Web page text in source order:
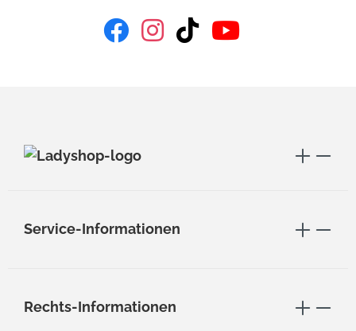
Service-Informationen
Rechts-Informationen